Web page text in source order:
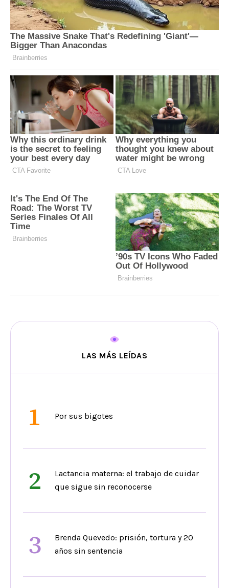
LAS MÁS LEÍDAS
1 Por sus bigotes
2
Lactancia materna: el trabajo de cuidar
que sigue sin reconocerse
3
Brenda Quevedo: prisión, tortura y 20
años sin sentencia